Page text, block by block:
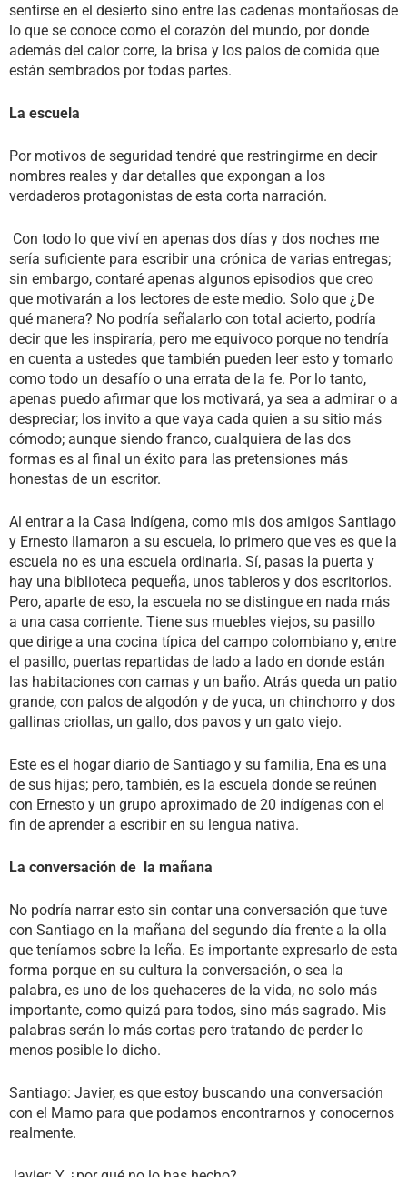
sentirse en el desierto sino entre las cadenas montañosas de
lo que se conoce como el corazón del mundo, por donde
además del calor corre, la brisa y los palos de comida que
están sembrados por todas partes.
La escuela
Por motivos de seguridad tendré que restringirme en decir
nombres reales y dar detalles que expongan a los
verdaderos protagonistas de esta corta narración.
Con todo lo que viví en apenas dos días y dos noches me
sería suficiente para escribir una crónica de varias entregas;
sin embargo, contaré apenas algunos episodios que creo
que motivarán a los lectores de este medio. Solo que ¿De
qué manera? No podría señalarlo con total acierto, podría
decir que les inspiraría, pero me equivoco porque no tendría
en cuenta a ustedes que también pueden leer esto y tomarlo
como todo un desafío o una errata de la fe. Por lo tanto,
apenas puedo afirmar que los motivará, ya sea a admirar o a
despreciar; los invito a que vaya cada quien a su sitio más
cómodo; aunque siendo franco, cualquiera de las dos
formas es al final un éxito para las pretensiones más
honestas de un escritor.
Al entrar a la Casa Indígena, como mis dos amigos Santiago
y Ernesto llamaron a su escuela, lo primero que ves es que la
escuela no es una escuela ordinaria. Sí, pasas la puerta y
hay una biblioteca pequeña, unos tableros y dos escritorios.
Pero, aparte de eso, la escuela no se distingue en nada más
a una casa corriente. Tiene sus muebles viejos, su pasillo
que dirige a una cocina típica del campo colombiano y, entre
el pasillo, puertas repartidas de lado a lado en donde están
las habitaciones con camas y un baño. Atrás queda un patio
grande, con palos de algodón y de yuca, un chinchorro y dos
gallinas criollas, un gallo, dos pavos y un gato viejo.
Este es el hogar diario de Santiago y su familia, Ena es una
de sus hijas; pero, también, es la escuela donde se reúnen
con Ernesto y un grupo aproximado de 20 indígenas con el
fin de aprender a escribir en su lengua nativa.
La conversación de la mañana
No podría narrar esto sin contar una conversación que tuve
con Santiago en la mañana del segundo día frente a la olla
que teníamos sobre la leña. Es importante expresarlo de esta
forma porque en su cultura la conversación, o sea la
palabra, es uno de los quehaceres de la vida, no solo más
importante, como quizá para todos, sino más sagrado. Mis
palabras serán lo más cortas pero tratando de perder lo
menos posible lo dicho.
Santiago: Javier, es que estoy buscando una conversación
con el Mamo para que podamos encontrarnos y conocernos
realmente.